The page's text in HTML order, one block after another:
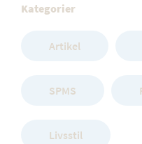
Kategorier
Artikel
SPMS
Livsstil